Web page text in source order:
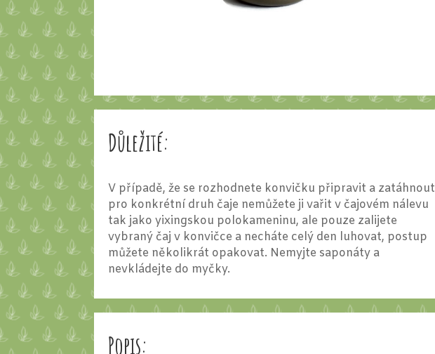
Důležité:
V případě, že se rozhodnete konvičku připravit a zatáhnout
pro konkrétní druh čaje nemůžete ji vařit v čajovém nálevu
tak jako yixingskou polokameninu, ale pouze zalijete
vybraný čaj v konvičce a necháte celý den luhovat, postup
můžete několikrát opakovat. Nemyjte saponáty a
nevkládejte do myčky.
Popis: